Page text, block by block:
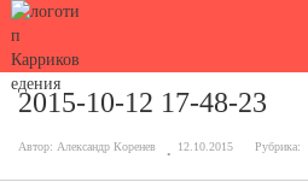
2015-10-12 17-48-23
Автор: Александр Коренев 12.10.2015 Рубрика: